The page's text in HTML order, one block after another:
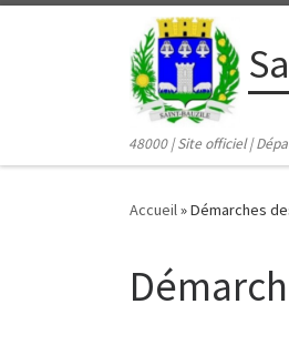
Passer au contenu
48000 | Site officiel |
Accueil»Démarches